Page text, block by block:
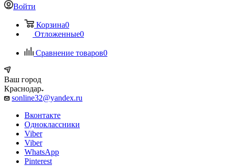
Войти
Корзина0
Отложенные0
Сравнение товаров0
Ваш город
Краснодар
sonline32@yandex.ru
Вконтакте
Одноклассники
Viber
Viber
WhatsApp
Pinterest